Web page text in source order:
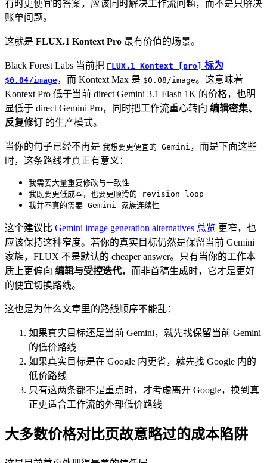
有时更便宜的答案，应该同时解决工作流问题，而不是只解决
账单问题。
这就是 FLUX.1 Kontext Pro 最有价值的场景。
Black Forest Labs 当前把 FLUX.1 Kontext [pro] 标为
$0.04/image，而 Kontext Max 是 $0.08/image。这意味着
Kontext Pro 低于当前 direct Gemini 3.1 Flash 1K 的价格，也明
显低于 direct Gemini Pro，同时把工作流重心转向 编辑密集、
反复修订 的生产模式。
当你的句子已经不再是 我想要更便宜的 Gemini ，而是下面这些
时，这条路线才真正有意义：
我需要大量重复修改与一致性
我既要更低成本，也要更顺滑的 revision loop
我并不真的需要 Gemini 家族连续性
这个建议比 Gemini image generation alternatives 总览 更窄，也
应该保持这种窄度。若你的真实目标仍然是保留当前 Gemini
家族，FLUX 不是默认的 cheaper answer。只有当你的工作本
质上更偏向 编辑与受控迭代，而非首稿生成时，它才是更好
的便宜切换路线。
这也是为什么文章里的路线顺序不能乱：
如果真实目标还是当前 Gemini，就先找保留当前 Gemini
的低价路线
如果真实目标是在 Google 内更省，就先找 Google 内的
低价路线
只有这两条都不是重点时，才考虑离开 Google，换到真
正更适合工作流的外部低价路线
大多数价格对比页故意略过的成本陷阱